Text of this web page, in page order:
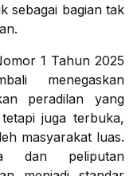
sebagai bagian tak
1 Tahun 2025
menegaskan
peradilan yang
juga terbuka,
masyarakat luas.
dan peliputan